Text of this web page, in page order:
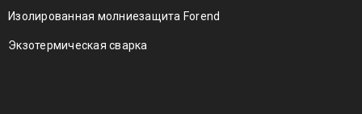
Изолированная молниезащита Forend
Экзотермическая сварка